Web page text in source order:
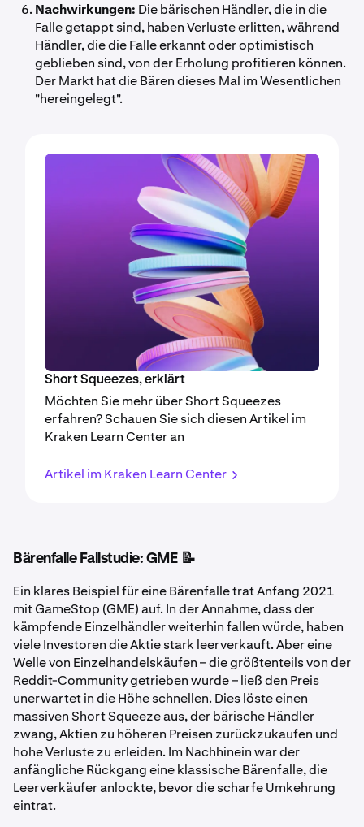
Nachwirkungen: Die bärischen Händler, die in die
Falle getappt sind, haben Verluste erlitten, während
Händler, die die Falle erkannt oder optimistisch
geblieben sind, von der Erholung profitieren können.
Der Markt hat die Bären dieses Mal im Wesentlichen
"hereingelegt".
Short Squeezes, erklärt
Möchten Sie mehr über Short Squeezes
erfahren? Schauen Sie sich diesen Artikel im
Kraken Learn Center an
Artikel im Kraken Learn Center
Bärenfalle Fallstudie: GME 📝
Ein klares Beispiel für eine Bärenfalle trat Anfang 2021
mit GameStop (GME) auf. In der Annahme, dass der
kämpfende Einzelhändler weiterhin fallen würde, haben
viele Investoren die Aktie stark leerverkauft. Aber eine
Welle von Einzelhandelskäufen – die größtenteils von der
Reddit-Community getrieben wurde – ließ den Preis
unerwartet in die Höhe schnellen. Dies löste einen
massiven Short Squeeze aus, der bärische Händler
zwang, Aktien zu höheren Preisen zurückzukaufen und
hohe Verluste zu erleiden. Im Nachhinein war der
anfängliche Rückgang eine klassische Bärenfalle, die
Leerverkäufer anlockte, bevor die scharfe Umkehrung
eintrat.